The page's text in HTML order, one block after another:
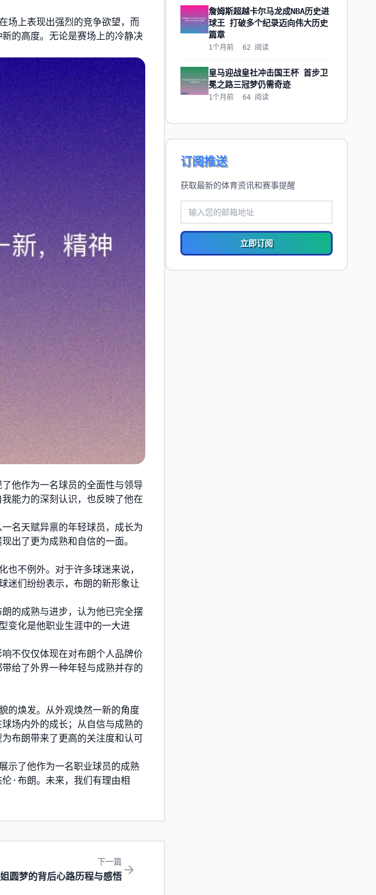
场上表现出强烈的竞争欲望，而
的高度。无论是赛场上的冷静决
他作为一名球员的全面性与领导
能力的深刻认识，也反映了他在
名天赋异禀的年轻球员，成长为
出了更为成熟和自信的一面。
不例外。对于许多球迷来说，
迷们纷纷表示，布朗的新形象让
的成熟与进步，认为他已完全摆
变化是他职业生涯中的一大进
不仅仅体现在对布朗个人品牌价
给了外界一种年轻与成熟并存的
的焕发。从外观焕然一新的角度
场内外的成长；从自信与成熟的
布朗带来了更高的关注度和认可
示了他作为一名职业球员的成熟
·布朗。未来，我们有理由相
下一篇
圆梦的背后心路历程与感悟
詹姆斯超越卡尔马龙成NBA历史进
球王 打破多个纪录迈向伟大历史
篇章
1个月前 62 阅读
皇马迎战皇社冲击国王杯 首步卫
冕之路三冠梦仍需奇迹
1个月前 64 阅读
订阅推送
获取最新的体育资讯和赛事提醒
立即订阅